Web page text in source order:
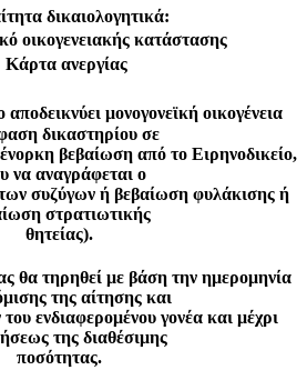
δικαιολογητικά:
οικογενειακής κατάστασης
Κάρτα ανεργίας
μονογονεϊκή οικογένεια
δικαστηρίου σε
βεβαίωση από το Ειρηνοδικείο,
να αναγράφεται ο
συζύγων ή βεβαίωση φυλάκισης ή
στρατιωτικής
θητείας).
θα τηρηθεί με βάση την ημερομηνία
της αίτησης και
ενδιαφερομένου γονέα και μέχρι
της διαθέσιμης
ποσότητας.